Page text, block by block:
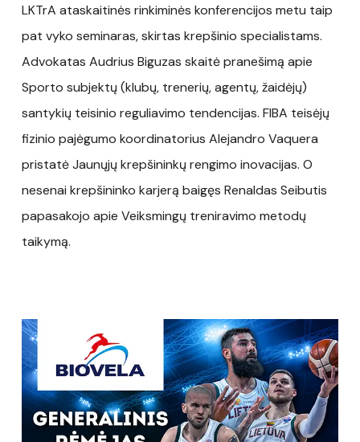
LKTrA ataskaitinės rinkiminės konferencijos metu taip
pat vyko seminaras, skirtas krepšinio specialistams.
Advokatas Audrius Biguzas skaitė pranešimą apie
Sporto subjektų (klubų, trenerių, agentų, žaidėjų)
santykių teisinio reguliavimo tendencijas. FIBA teisėjų
fizinio pajėgumo koordinatorius Alejandro Vaquera
pristatė Jaunųjų krepšininkų rengimo inovacijas. O
nesenai krepšininko karjerą baigęs Renaldas Seibutis
papasakojo apie Veiksmingų treniravimo metodų
taikymą.